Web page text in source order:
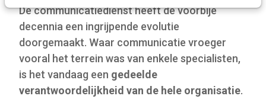
De communicatiedienst heeft de voorbije
decennia een ingrijpende evolutie
doorgemaakt. Waar communicatie vroeger
vooral het terrein was van enkele specialisten,
is het vandaag een gedeelde
verantwoordelijkheid van de hele organisatie.